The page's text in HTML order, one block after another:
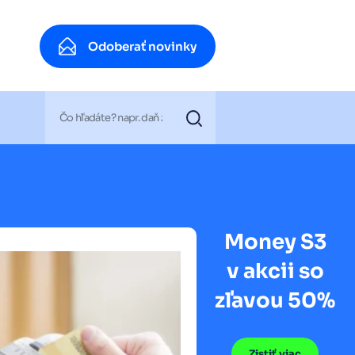
Odoberať novinky
Money S3
v akcii so
zľavou 50%